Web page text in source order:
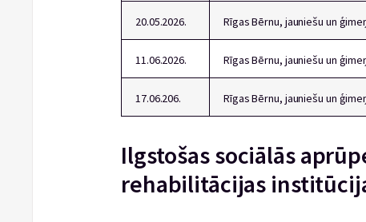
20.05.2026. Rīgas Bērnu, jauniešu un
11.06.2026. Rīgas Bērnu, jauniešu un
17.06.206. Rīgas Bērnu, jauniešu un
Ilgstošas sociālās
rehabilitācijas